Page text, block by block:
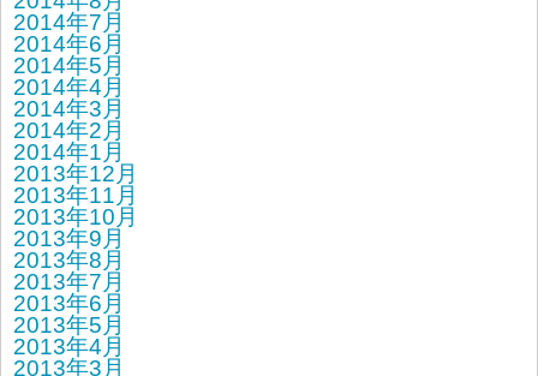
2014年7月
2014年6月
2014年5月
2014年4月
2014年3月
2014年2月
2014年1月
2013年12月
2013年11月
2013年10月
2013年9月
2013年8月
2013年7月
2013年6月
2013年5月
2013年4月
2013年3月